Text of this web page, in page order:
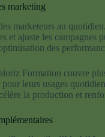
marketing
marketeurs au
et ajuste les
des
Formation couvre
leurs usages
la production et